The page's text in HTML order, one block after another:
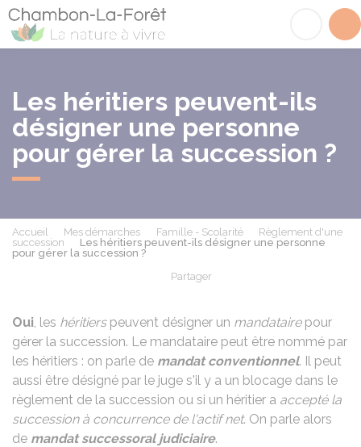
Les héritiers peuvent-ils
désigner une personne
pour gérer la succession ?
Accueil Mes démarches Famille - Scolarité
Règlement d'une
succession
Les héritiers peuvent-ils désigner une personne
pour gérer la succession ?
Partager
Oui, les héritierspeuvent désigner un mandatairepour
gérer la succession. Le mandataire peut être nommé par
les héritiers : on parle de mandat conventionnel. Il peut
aussi être désigné par le juge s'il y a un blocage dans le
règlement de la succession ou si un héritier a accepté la
succession à concurrence de l'actif net. On parle alors
de mandat successoral judiciaire.